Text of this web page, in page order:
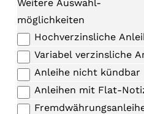
Weitere Auswahl-
möglichkeiten
Hochverzinsliche
Variabel verzinsliche
Anleihe nicht kündbar
Anleihen mit Flat-